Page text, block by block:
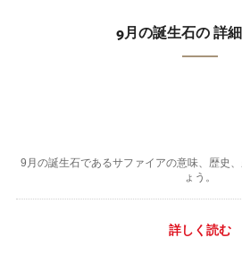
9月の誕生石の 詳
9月の誕生石であるサファイアの意味、歴史
ょう。
詳しく読む